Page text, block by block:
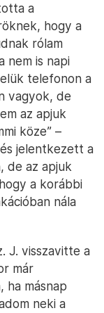
a
hogy a
rólam
nem is napi
telefonon a
vagyok, de
az apjuk
köze” –
jelentkezett a
de az apjuk
a korábbi
nála
J. visszavitte a
már
másnap
neki a